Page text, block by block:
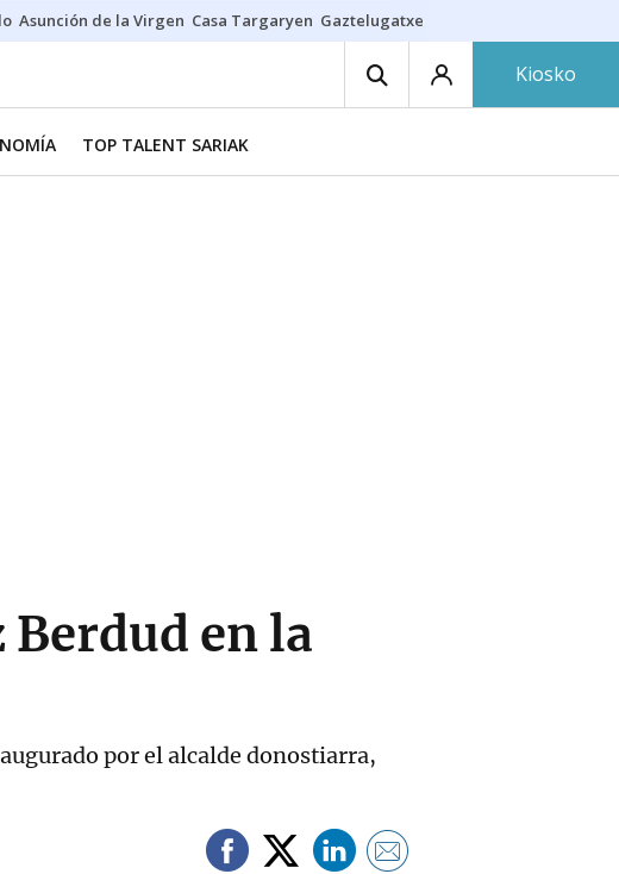
Asunción de la Virgen Casa Targaryen Gaztelugatxe
Kiosko
TOP TALENT SARIAK
Berdud en la
por el alcalde donostiarra,